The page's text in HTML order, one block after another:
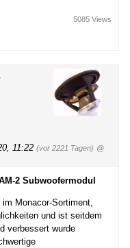
5085 Views
11:22 (vor 2221 Tagen) @
2 Subwoofermodul
Monacor-Sortiment,
und ist seitdem
verbessert wurde